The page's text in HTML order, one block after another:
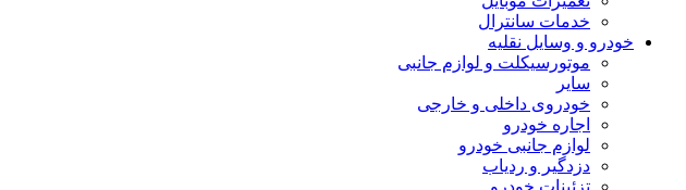
خدمات سانترال
خودرو و وسایل نقلیه
موتورسیکلت و لوازم جانبی
سایر
خودروی داخلی و خارجی
اجاره خودرو
لوازم جانبی خودرو
دزدگیر و ردیاب